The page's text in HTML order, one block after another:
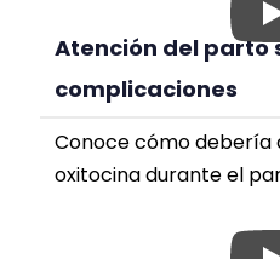
Atención del parto
complicaciones
Conoce cómo debería
oxitocina durante el